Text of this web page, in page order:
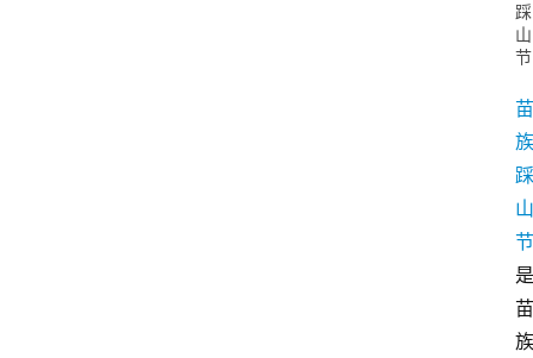
踩
山
节
苗
族
踩
山
节
是
苗
族